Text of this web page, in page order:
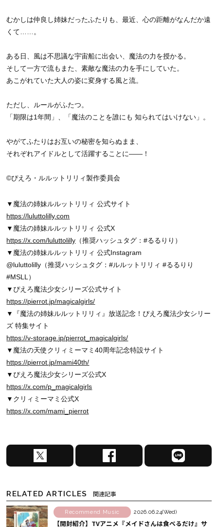
むかしは仲良し姉妹だったふたりも、最近、心の距離がなんだか遠
くて……。
ある日、風は不思議な宇宙船に出会い、魔法の力を授かる。
そして一方で流もまた、素敵な魔法の力を手にしていた。
あこがれていた大人の姿に変身する風と流。
ただし、ルールがふたつ。
「期限は1年間」、「魔法のことを誰にも 知られてはいけない」。
やがてふたりはお互いの秘密を知らぬまま、
それぞれアイドルとして活躍することに――！
©ぴえろ・ルルットリリィ製作委員会
▼魔法の姉妹ルルットリリィ 公式サイト
https://luluttolilly.com
▼魔法の姉妹ルルットリリィ 公式X
https://x.com/luluttolilly （推奨ハッシュタグ：#るるりり）
▼魔法の姉妹ルルットリリィ 公式Instagram
@luluttolilly（推奨ハッシュタグ：#ルルットリリィ #るるりり
#MSLL）
▼ぴえろ魔法少女シリーズ公式サイト
https://pierrot.jp/magicalgirls/
▼『魔法の姉妹ルルットリリィ』放送記念！ぴえろ魔法少女シリー
ズ 特集サイト
https://v-storage.jp/pierrot_magicalgirls/
▼魔法の天使クリィミーマミ40周年記念特設サイト
https://pierrot.jp/mami40th/
▼ぴえろ魔法少女シリーズ公式X
https://x.com/p_magicalgirls
▼クリィミーマミ公式X
https://x.com/mami_pierrot
X
で
ア
す
る
F
a
b
o
o
L
I
で
シ
ェ
RELATED ARTICLES 関連記事
Recommend Music 2026.06.24(Wed)
【開封紹介】TVアニメ『メイドさんは食べるだけ』サ